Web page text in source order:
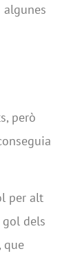
algunes
però
per alt
gol dels
que